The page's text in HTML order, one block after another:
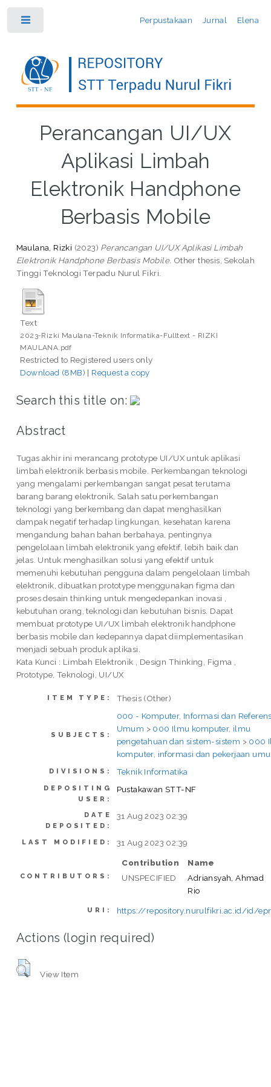
Perpustakaan Jurnal Elena
Perancangan UI/UX
Aplikasi Limbah
Elektronik Handphone
Berbasis Mobile
Maulana, Rizki (2023) Perancangan UI/UX Aplikasi Limbah
Elektronik Handphone Berbasis Mobile. Other thesis, Sekolah
Tinggi Teknologi Terpadu Nurul Fikri.
Text
2023-Rizki Maulana-Teknik Informatika-Fulltext - RIZKI
MAULANA.pdf
Restricted to Registered users only
Download (8MB) | Request a copy
Search this title on:
Abstract
Tugas akhir ini merancang prototype UI/UX untuk aplikasi
limbah elektronik berbasis mobile. Perkembangan teknologi
yang mengalami perkembangan sangat pesat terutama
barang barang elektronik, Salah satu perkembangan
teknologi yang berkembang dan dapat menghasilkan
dampak negatif terhadap lingkungan, kesehatan karena
mengandung bahan bahan berbahaya, pentingnya
pengelolaan limbah elektronik yang efektif, lebih baik dan
jelas. Untuk menghasilkan solusi yang efektif untuk
memenuhi kebutuhan pengguna dalam pengelolaan limbah
elektronik, dibuatkan prototype menggunakan figma dan
proses desain thinking untuk mengedepankan inovasi ,
kebutuhan orang, teknologi dan kebutuhan bisnis. Dapat
membuat prototype UI/UX limbah elektronik handphone
berbasis mobile dan kedepannya dapat diimplementasikan
menjadi sebuah produk aplikasi.
Kata Kunci : Limbah Elektronik , Design Thinking, Figma ,
Prototype, Teknologi, UI/UX
ITEM TYPE: Thesis (Other)
SUBJECTS:
000 - Komputer, Informasi dan
Umum > 000 Ilmu komputer, ilmu
pengetahuan dan sistem-sistem > 000
komputer, informasi dan pekerjaan
DIVISIONS: Teknik Informatika
DEPOSITING
USER:
Pustakawan STT-NF
DATE
DEPOSITED:
31 Aug 2023 02:39
LAST MODIFIED: 31 Aug 2023 02:39
CONTRIBUTORS:
Contribution
Name
UNSPECIFIED
Adriansyah, Ahmad
Rio
URI: https://repository.nurulfikri.ac.id/id/
Actions (login required)
View Item